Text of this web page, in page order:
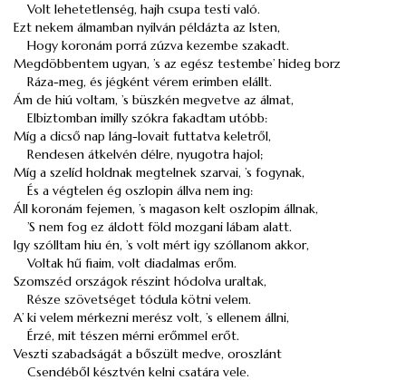
Volt lehetetlenség, hajh csupa testi való.
Ezt nekem álmamban nyilván példázta az Isten,
Hogy koronám porrá zúzva kezembe szakadt.
Megdöbbentem ugyan, ’s az egész testembe’ hideg borz
Ráza-meg, és jégként vérem erimben elállt.
Ám de hiú voltam, ’s büszkén megvetve az álmat,
Elbiztomban imilly szókra fakadtam utóbb:
Míg a dicső nap láng-lovait futtatva keletről,
Rendesen átkelvén délre, nyugotra hajol;
Míg a szelíd holdnak megtelnek szarvai, ’s fogynak,
És a végtelen ég oszlopin állva nem ing:
Áll koronám fejemen, ’s magason kelt oszlopim állnak,
’S nem fog ez áldott föld mozgani lábam alatt.
Igy szólltam hiu én, ’s volt mért igy szóllanom akkor,
Voltak hű fiaim, volt diadalmas erőm.
Szomszéd országok részint hódolva uraltak,
Része szövetséget tódula kötni velem.
A’ ki velem mérkezni merész volt, ’s ellenem állni,
Érzé, mit tészen mérni erőmmel erőt.
Veszti szabadságát a bőszült medve, oroszlánt
Csendéből késztvén kelni csatára vele.